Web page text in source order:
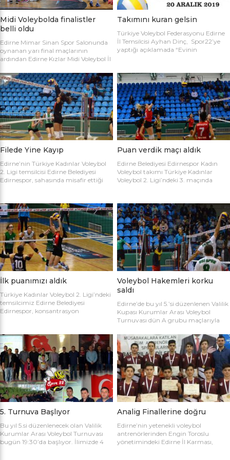
Midi Voleybolda finalistler
belli oldu
Edirne Mimar Sinan Spor Salonunda
oynanan yarı final maçlarının
ardından Edirne Kızlar Midi Voleybol İl
oynamaya hak kazanan takımlar
belirlendi. İlk oynanan yarı final
maçında Atletik Trakya takımını 25-
17, 25-7 ve 25-20’lik setlerle 3-0
mağlup eden Keşan Yıldızı takımı
finale adını ilk yazdıran takım oldu.
Oynanan ikinci maçta Avrupa
Yıldızları ile Kırcasalih […]
Takımını kuran gelsin
Türkiye Voleybol Federasyonu Edirne
İl Temsilcisi Ayhan Dinç, Spor22’ye
yaptığı açıklamada “Evinin
Temsilciliği olarak “Evinin Sultanları”
ismiyle Kadın Voleybol Turnuvası
organize ediliyor. 18 yaşını doldurmuş
tüm kadınların katılımına açık olan
turnuvaya katılım için takım
kaptanlarının sporcu listesini sağlık
raporlarıyla(sağlık ocağından
alınması yeterli) birlikte Gençlik Spor
İl […]
Filede Yine Kayıp
Edirne’nin Türkiye Kadınlar Voleybol
2. Ligi temsilcisi Edirne Belediyesi
Edirnespor, sahasında misafir ettiği
temsilcimiz Edirne Belediyesi
Edirnespor, Mimar Sinan Spor
Salonu’nda Manisa Salihli
Belediyespor’la karşılaştı. Takımlar
sahaya şu kadrolarla çıktılar: Edirne
Belediyesi Edirnespor: Simge, Edanur,
Sibel, Cere, Simge, Yaren, Halime,
Selay, Kübra, Deniz Salihli Belediye
Spor: […]
Puan verdik maçı aldık
Edirne Belediyesi Edirnespor Kadın
Voleybol takımı Türkiye Kadınlar
Voleybol 2. Ligi’ndeki 3. maçında
Salonu’nda Metin Demirbağ ve
Emrah Baran’ın yönettiği
karşılaşmaya takımlar şu kadrolarla
çıktılar: EDİRNESPOR: Simge
Gülağız, Edanur Bayraklı, Sibel Mert,
Ceren Atica, Simge Erden, S. Yaren
Tank, Halime Akay, Selay Çalışkan,
Büşra […]
İlk puanımızı aldık
Türkiye Kadınlar Voleybol 2. Ligi’ndeki
temsilcimiz Edirne Belediyesi
Edirnespor, konsantrasyon
Kadınlar Voleybol 2. Ligi’ne devam
edilirken Edirnespor Kadın Voleybol
Takımı Mimar Sinan Spor Salonu’nda
kendi seyircisi önünde ilk maçına çıktı.
İlk maçında deplasmanda Bursa
Nilüfer Belediyesi’ne 3-0 mağlup
olmuştu. İkinci maçında konuk ettiği
Biga […]
Voleybol Hakemleri korku
saldı
Edirne’de bu yıl 5.’si düzenlenen Valilik
Kupası Kurumlar Arası Voleybol
Turnuvası dün A grubu maçlarıyla
ile Ecacılar Odası karşı karşıya geldi.
Maçı üçyüzden fazla voleybol sever
izledi. Takımlar sahaya şu kadrolarla
çıktılar: Voleybol Hakemleri: Oğulcan
Kuru, Öyküm Akıncı, Ecem Göçmen,
Özge Göktaş, Rabia Acun, Gökay
Karatop, Semih Sormaz, Coşkun
Özsoy […]
5. Turnuva Başlıyor
Bu yıl 5.si düzenlenecek olan Valilik
Kurumlar Arası Voleybol Turnuvası
bugün 19:30’da başlıyor. İlimizde 4
Analig Finallerine doğru
Edirne’nin yetenekli voleybol
antrenörlerinden Engin Toroslu
yönetimindeki Edirne İl Karması,